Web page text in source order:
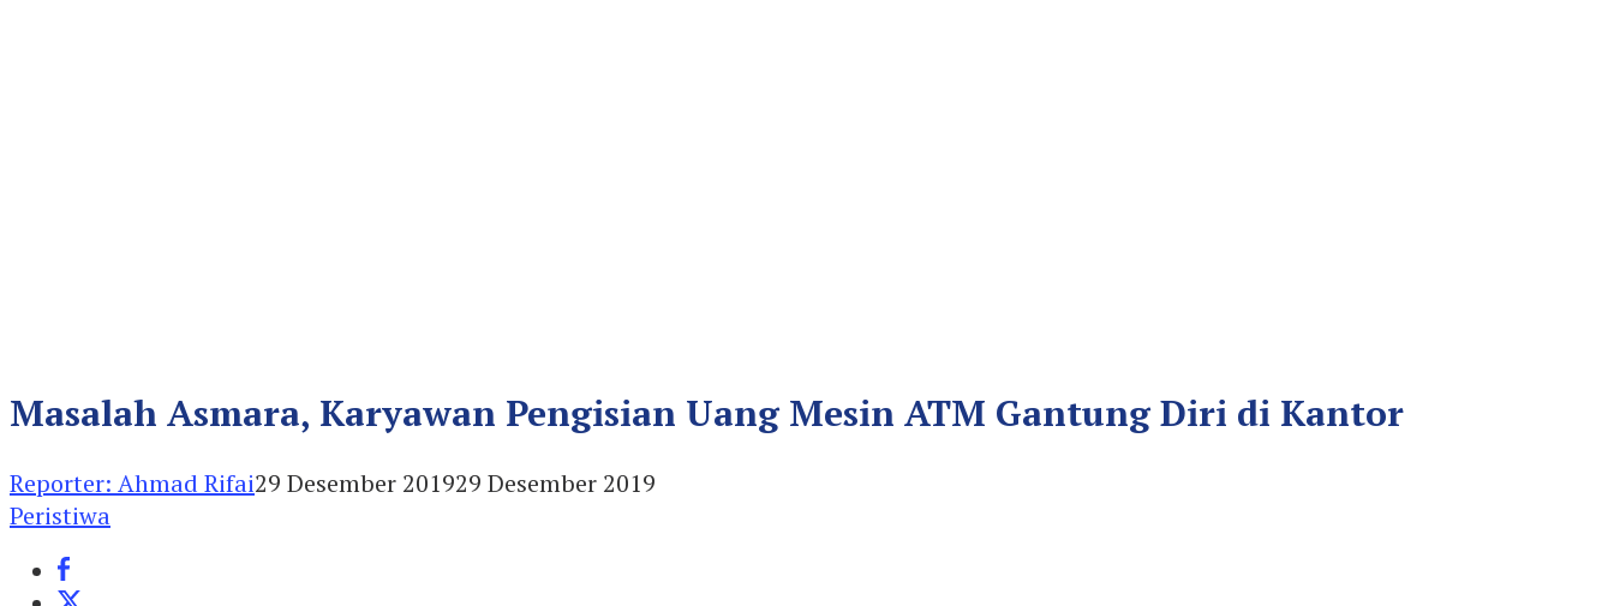
Masalah Asmara, Karyawan Pengisian Uang Mesin ATM Gantung Diri di Kantor
Reporter: Ahmad Rifai29 Desember 201929 Desember 2019
Peristiwa